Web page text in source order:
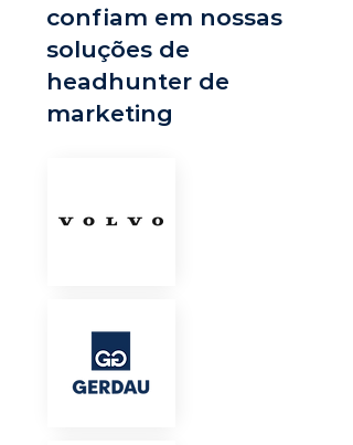
confiam em nossas
soluções de
headhunter de
marketing